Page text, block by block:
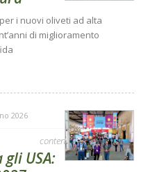
i nuovi oliveti ad alta
di miglioramento
2026
contenuto sponsorizzato
gli USA: